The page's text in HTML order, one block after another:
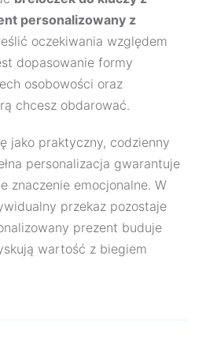
personalizowany z
oczekiwania względem
dopasowanie formy
osobowości oraz
chcesz obdarować.
jako praktyczny, codzienny
personalizacja gwarantuje
znaczenie emocjonalne. W
przekaz pozostaje
prezent buduje
wartość z biegiem